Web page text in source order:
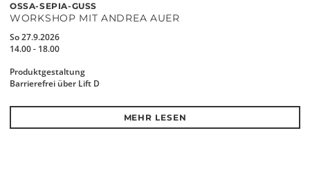
OSSA-SEPIA-GUSS
WORKSHOP MIT ANDREA AUER
So 27.9.2026
14.00 - 18.00
Produktgestaltung
Barrierefrei über Lift D
MEHR LESEN